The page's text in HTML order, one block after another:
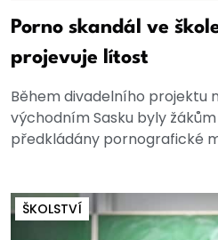
Porno skandál ve
projevuje lítost
Během divadelního projektu
východním Sasku byly
předkládány pornografické
ŠKOLSTVÍ